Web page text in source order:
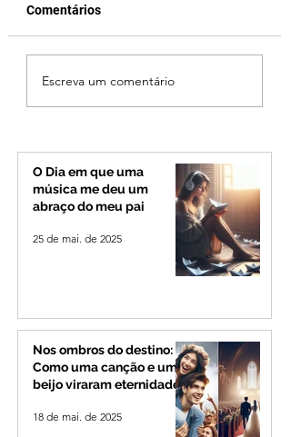
Fechamento da Ponte
Quinca Mariano muda
rotina de turistas e
Minas e Goiás
Comentários
Escreva um comentário
O Dia em que uma
música me deu um
abraço do meu pai
25 de mai. de 2025
Nos ombros do destino:
Como uma canção e um
beijo viraram eternidade
18 de mai. de 2025